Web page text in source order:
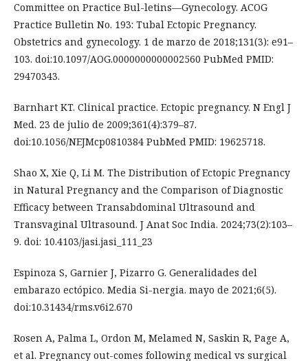
Committee on Practice Bul-letins—Gynecology. ACOG
Practice Bulletin No. 193: Tubal Ectopic Pregnancy.
Obstetrics and gynecology. 1 de marzo de 2018;131(3): e91–
103. doi:10.1097/AOG.0000000000002560 PubMed PMID:
29470343.
Barnhart KT. Clinical practice. Ectopic pregnancy. N Engl J
Med. 23 de julio de 2009;361(4):379–87.
doi:10.1056/NEJMcp0810384 PubMed PMID: 19625718.
Shao X, Xie Q, Li M. The Distribution of Ectopic Pregnancy
in Natural Pregnancy and the Comparison of Diagnostic
Efficacy between Transabdominal Ultrasound and
Transvaginal Ultrasound. J Anat Soc India. 2024;73(2):103–
9. doi: 10.4103/jasi.jasi_111_23
Espinoza S, Garnier J, Pizarro G. Generalidades del
embarazo ectópico. Media Si-nergia. mayo de 2021;6(5).
doi:10.31434/rms.v6i2.670
Rosen A, Palma L, Ordon M, Melamed N, Saskin R, Page A,
et al. Pregnancy out-comes following medical vs surgical